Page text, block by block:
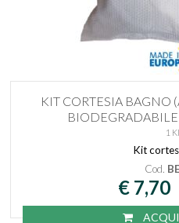
KIT CORTESIA BAGNO (ACCAPPATOIO E TELO)
1
Kit
Cod.
€ 7,70